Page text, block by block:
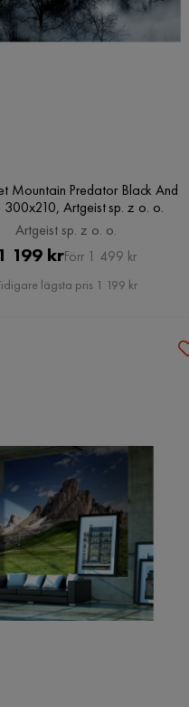
Mountain Predator Black And
300x210, Artgeist sp. z o. o.
Artgeist sp. z o. o.
Pris
1 199 krOriginal
Pris
Förr 1 499 kr
lägsta pris 1 199 kr